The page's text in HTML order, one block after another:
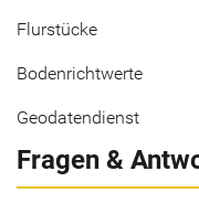
Flurstücke
Bodenrichtwerte
Geodatendienst
Fragen &